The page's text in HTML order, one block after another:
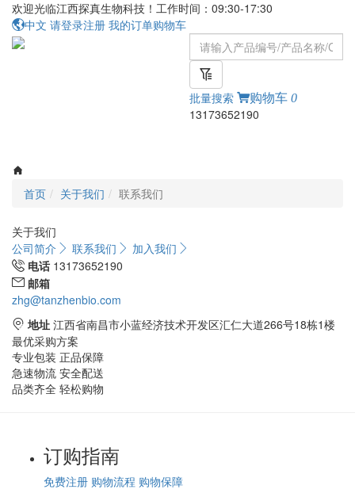
欢迎光临江西探真生物科技！工作时间：09:30-17:30
中文 请登录注册 我的订单购物车
批量搜索 购物车 0
13173652190
首页 关于我们 联系我们
关于我们
公司简介
联系我们
加入我们
电话 13173652190
邮箱
zhg@tanzhenbio.com
地址 江西省南昌市小蓝经济技术开发区汇仁大道266号18栋1楼
最优采购方案
专业包装 正品保障
急速物流 安全配送
品类齐全 轻松购物
订购指南
免费注册 购物流程 购物保障